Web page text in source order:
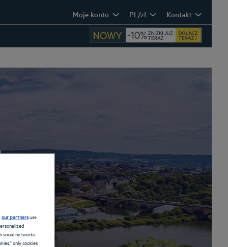
Moje konto PL/zł Kontakt
our partnersuse
networks.
only cookies